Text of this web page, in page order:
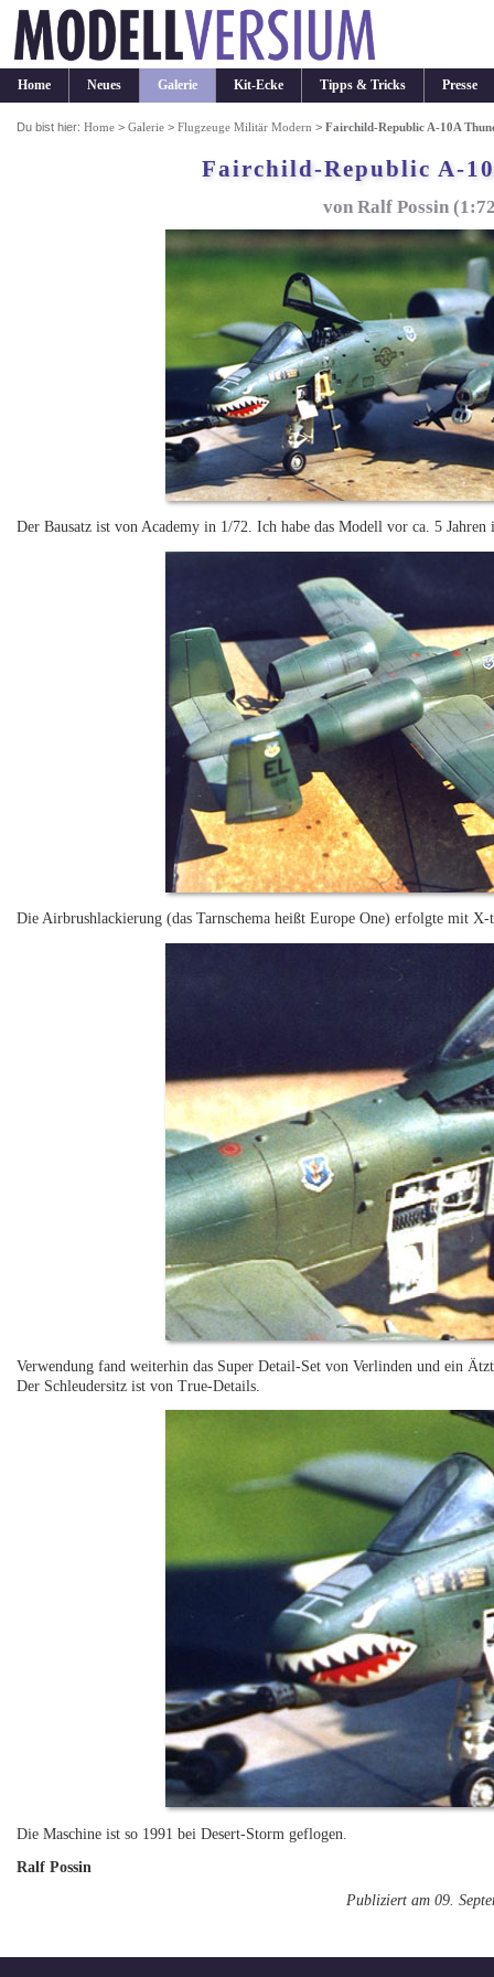
Home Neues Galerie Kit-Ecke Tipps & Tricks Presse
Du bist hier:Home >Galerie >Flugzeuge Militär Modern >Fairchild-Republic A-10A
Fairchild-Republic A-
von Ralf Possin
Der Bausatz ist von Academy in 1/72. Ich habe das Modell vor ca. 5 Jahren
Die Airbrushlackierung (das Tarnschema heißt Europe One) erfolgte mit
Verwendung fand weiterhin das Super Detail-Set von Verlinden und ein
Der Schleudersitz ist von True-Details.
Die Maschine ist so 1991 bei Desert-Storm geflogen.
Ralf Possin
Publiziert am 09.